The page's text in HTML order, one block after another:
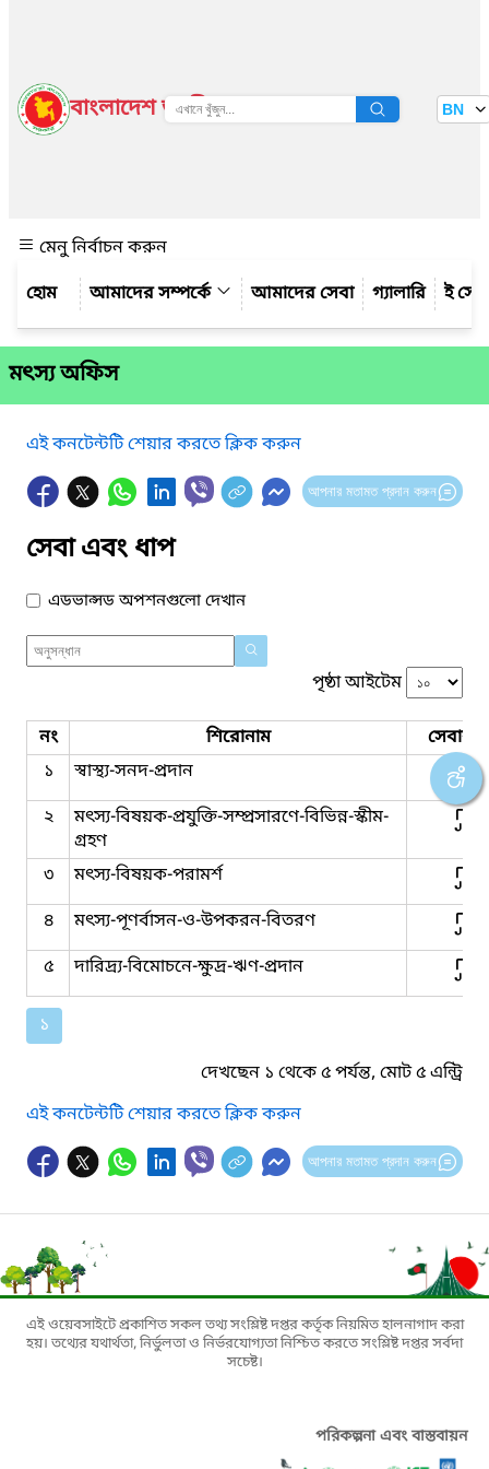
বাংলাদেশ জাতীয় তথ্য বাতায়ন BN
মেনু নির্বাচন করুন
আমাদের সম্পর্কে
আমাদের সেবা গ্যালারি ই
মৎস্য অফিস
এই কনটেন্টটি শেয়ার করতে ক্লিক করুন
আপনার মতামত প্রদান করুন
সেবা এবং ধাপ
এডভান্সড অপশনগুলো দেখান
পৃষ্ঠা আইটেম
নং শিরোনাম
সেবার
১
স্বাস্থ্য-সনদ-প্রদান
২
মৎস্য-বিষয়ক-প্রযুক্তি-সম্প্রসারণে-বিভিন্ন-স্কীম-
গ্রহণ
৩
মৎস্য-বিষয়ক-পরামর্শ
৪
মৎস্য-পূণর্বাসন-ও-উপকরন-বিতরণ
৫
দারিদ্র্য-বিমোচনে-ক্ষুদ্র-ঋণ-প্রদান
১
দেখছেন ১ থেকে ৫ পর্যন্ত, মোট ৫ এন্ট্রি
এই কনটেন্টটি শেয়ার করতে ক্লিক করুন
আপনার মতামত প্রদান করুন
এই ওয়েবসাইটে প্রকাশিত সকল তথ্য সংশ্লিষ্ট দপ্তর কর্তৃক নিয়মিত হালনাগাদ করা
হয়। তথ্যের যথার্থতা, নির্ভুলতা ও নির্ভরযোগ্যতা নিশ্চিত করতে সংশ্লিষ্ট দপ্তর সর্বদা
সচেষ্ট।
পরিকল্পনা এবং বাস্তবায়ন